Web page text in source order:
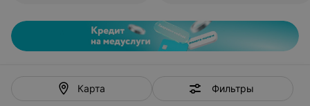
Карта Фильтры